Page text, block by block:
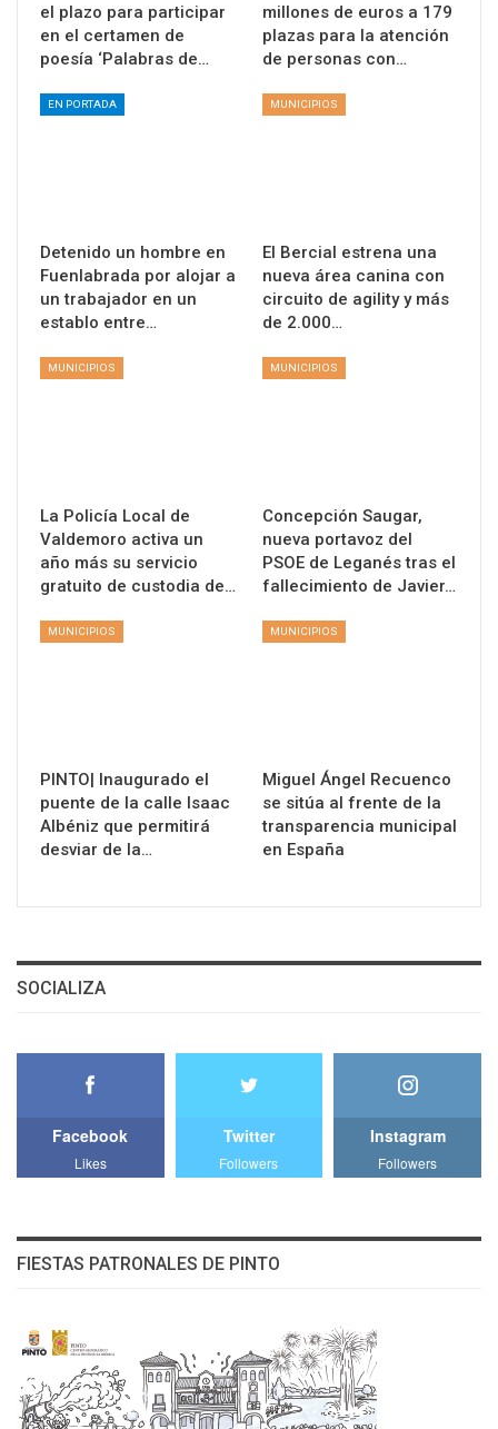
el plazo para participar
en el certamen de
poesía ‘Palabras de…
millones de euros a 179
plazas para la atención
de personas con…
EN PORTADA
Detenido un hombre en
Fuenlabrada por alojar a
un trabajador en un
establo entre…
MUNICIPIOS
El Bercial estrena una
nueva área canina con
circuito de agility y más
de 2.000…
MUNICIPIOS
La Policía Local de
Valdemoro activa un
año más su servicio
gratuito de custodia de…
MUNICIPIOS
Concepción Saugar,
nueva portavoz del
PSOE de Leganés tras el
fallecimiento de Javier…
MUNICIPIOS
PINTO| Inaugurado el
puente de la calle Isaac
Albéniz que permitirá
desviar de la…
MUNICIPIOS
Miguel Ángel Recuenco
se sitúa al frente de la
transparencia municipal
en España
SOCIALIZA
Facebook
Likes
Twitter
Followers
Instagram
Followers
FIESTAS PATRONALES DE PINTO